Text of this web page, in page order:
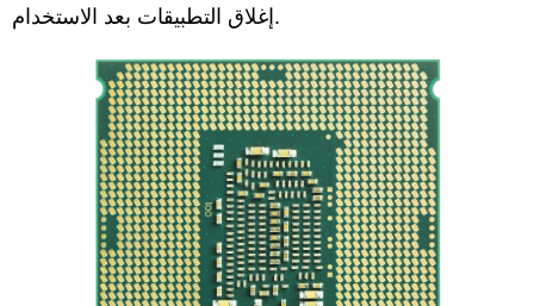
إغلاق التطبيقات بعد الاستخدام.